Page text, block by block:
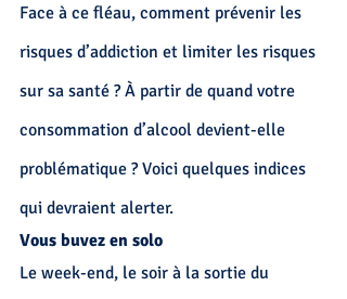
Face à ce fléau, comment prévenir les
risques d’addiction et limiter les risques
sur sa santé ? À partir de quand votre
consommation d’alcool devient-elle
problématique ? Voici quelques indices
qui devraient alerter.
Vous buvez en solo
Le week-end, le soir à la sortie du